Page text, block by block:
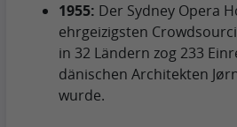
1955: Der Sydney Opera
ehrgeizigsten
in 32 Ländern zog 233
dänischen Architekten
wurde.